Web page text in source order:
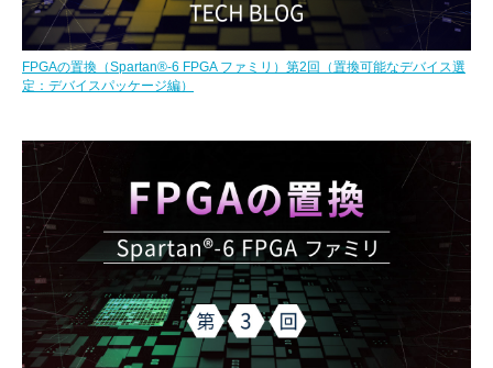
FPGAの置換（Spartan®-6 FPGA ファミリ）第2回（置換可能なデバイス選
定：デバイスパッケージ編）